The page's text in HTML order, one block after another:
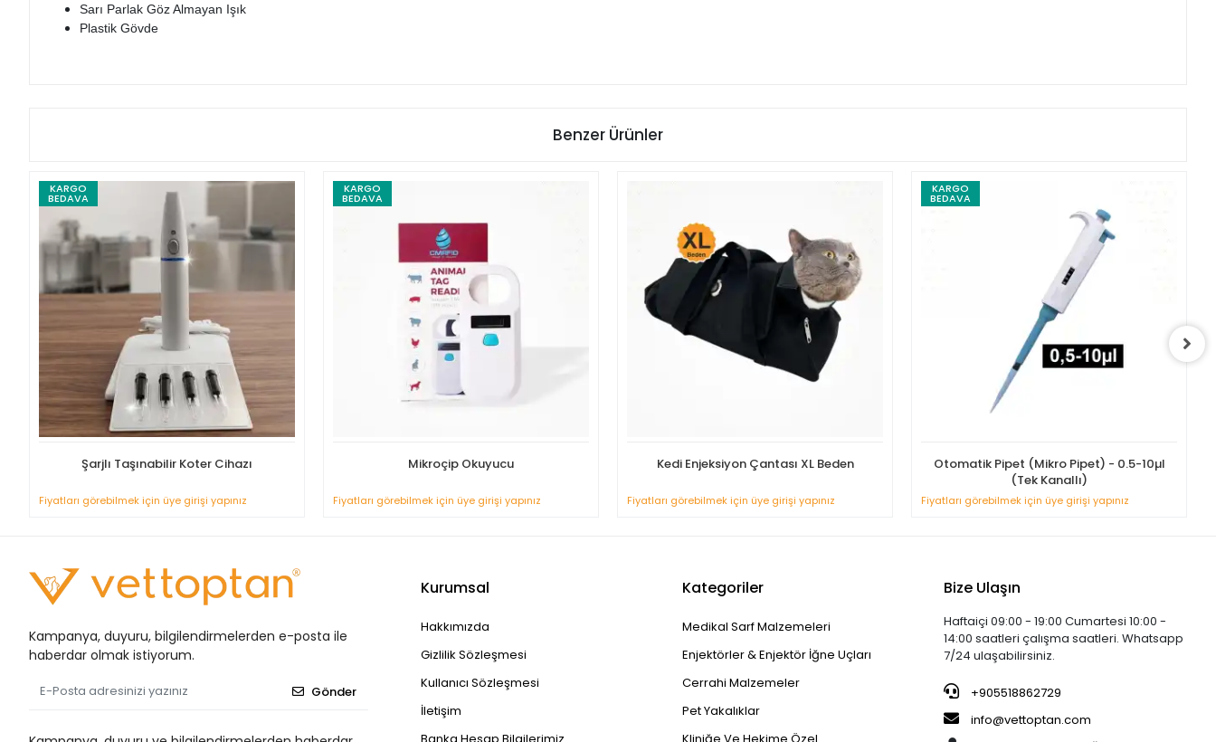
Sarı Parlak Göz Almayan Işık
Plastik Gövde
Benzer Ürünler
KARGO
BEDAVA
Şarjlı Taşınabilir Koter Cihazı
Fiyatları görebilmek için üye girişi yapınız
KARGO
BEDAVA
Mikroçip Okuyucu
Fiyatları görebilmek için üye girişi yapınız
Kedi Enjeksiyon Çantası XL Beden
Fiyatları görebilmek için üye girişi yapınız
KARGO
BEDAVA
Otomatik Pipet (Mikro Pipet) - 0.5-10µl
(Tek Kanallı)
Fiyatları görebilmek için üye girişi yapınız
Kampanya, duyuru, bilgilendirmelerden e-posta ile
haberdar olmak istiyorum.
Gönder
Kurumsal
Hakkımızda
Gizlilik Sözleşmesi
Kullanıcı Sözleşmesi
İletişim
Kategoriler
Medikal Sarf Malzemeleri
Enjektörler & Enjektör İğne Uçları
Cerrahi Malzemeler
Pet Yakalıklar
Bize Ulaşın
Haftaiçi 09:00 - 19:00 Cumartesi 10:00 -
14:00 saatleri çalışma saatleri. Whatsapp
7/24 ulaşabilirsiniz.
+905518862729
info@vettoptan.com